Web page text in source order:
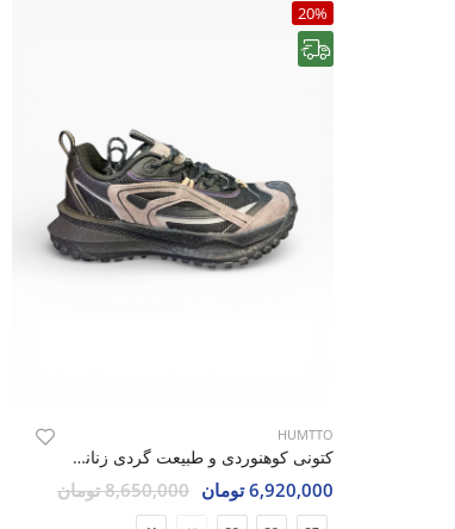
20%
HUMTTO
کتونی کوهنوردی و طبیعت گردی زنانه Humtto Humtto Mountain W
6,920,000 تومان 8,650,000 تومان